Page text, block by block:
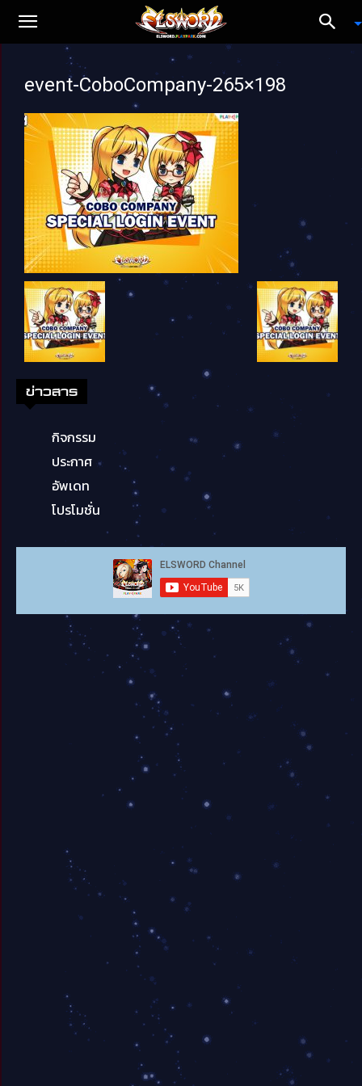
event-CoboCompany-265×198
ข่าวสาร
กิจกรรม
ประกาศ
อัพเดท
โปรโมชั่น